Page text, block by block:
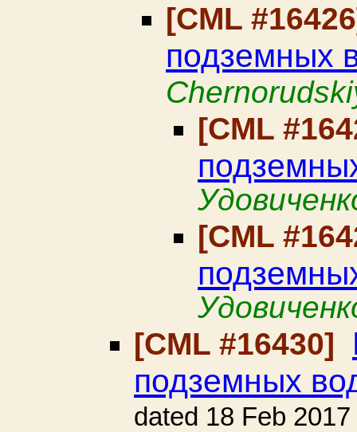
[CML
подземных
[CML
[CML
[CML #16430]
подземных
dated 18 Feb 2017